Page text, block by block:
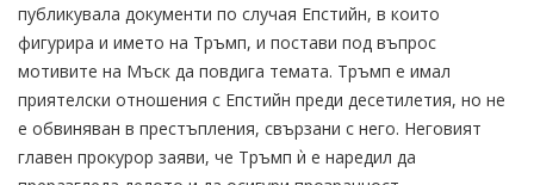
публикувала документи по случая Епстийн, в които
фигурира и името на Тръмп, и постави под въпрос
мотивите на Мъск да повдига темата. Тръмп е имал
приятелски отношения с Епстийн преди десетилетия, но не
е обвиняван в престъпления, свързани с него. Неговият
главен прокурор заяви, че Тръмп ѝ е наредил да